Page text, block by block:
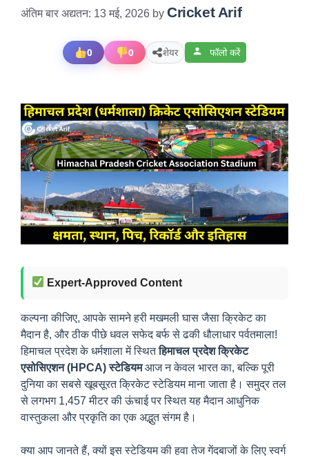
अंतिम बार अद्यतन: 13 मई, 2026 by Cricket Arif
0 0 शेयर फॉलो करें
Expert-Approved Content
कल्पना कीजिए, आपके सामने हरी मखमली घास जैसा क्रिकेट का
मैदान है, और ठीक पीछे धवल सफेद बर्फ से ढकी धौलाधार पर्वतमाला!
हिमाचल प्रदेश के धर्मशाला में स्थितहिमाचल प्रदेश क्रिकेट
एसोसिएशन (HPCA) स्टेडियमआज न केवल भारत का, बल्कि पूरी
दुनिया का सबसे खूबसूरत क्रिकेट स्टेडियम माना जाता है। समुद्र तल
से लगभग 1,457 मीटर की ऊंचाई पर स्थित यह मैदान आधुनिक
वास्तुकला और प्रकृति का एक अद्भुत संगम है।
क्या आप जानते हैं, क्यों इस स्टेडियम की हवा तेज गेंदबाजों के लिए स्वर्ग